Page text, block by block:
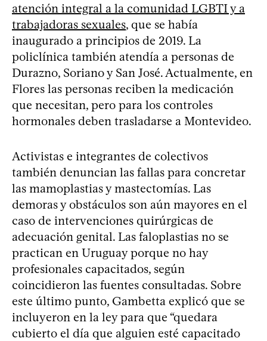
atención integral a la comunidad LGBTI y a
trabajadoras sexuales, que se había
inaugurado a principios de 2019. La
policlínica también atendía a personas de
Durazno, Soriano y San José. Actualmente, en
Flores las personas reciben la medicación
que necesitan, pero para los controles
hormonales deben trasladarse a Montevideo.
Activistas e integrantes de colectivos
también denuncian las fallas para concretar
las mamoplastias y mastectomías. Las
demoras y obstáculos son aún mayores en el
caso de intervenciones quirúrgicas de
adecuación genital. Las faloplastias no se
practican en Uruguay porque no hay
profesionales capacitados, según
coincidieron las fuentes consultadas. Sobre
este último punto, Gambetta explicó que se
incluyeron en la ley para que “quedara
cubierto el día que alguien esté capacitado